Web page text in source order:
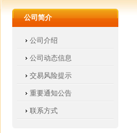
公司简介
公司介绍
公司动态信息
交易风险提示
重要通知公告
联系方式